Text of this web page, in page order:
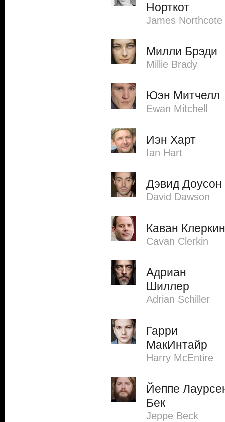
Норткот
James Northcote
Милли Брэди
Millie Brady
Юэн Митчелл
Ewan Mitchell
Иэн Харт
Ian Hart
Дэвид Доусон
David Dawson
Каван Клеркин
Cavan Clerkin
Адриан
Шиллер
Adrian Schiller
Гарри
МакИнтайр
Harry McEntire
Йеппе
Бек
Jeppe Beck